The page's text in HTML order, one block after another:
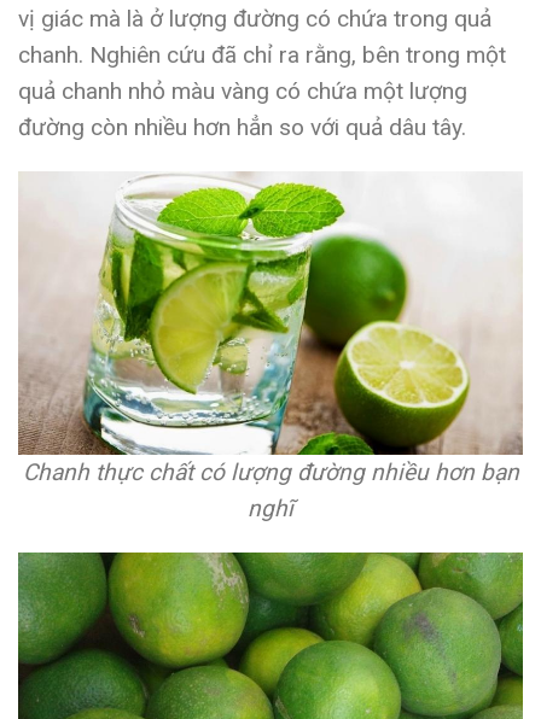
vị giác mà là ở lượng đường có chứa trong quả
chanh. Nghiên cứu đã chỉ ra rằng, bên trong một
quả chanh nhỏ màu vàng có chứa một lượng
đường còn nhiều hơn hẳn so với quả dâu tây.
Chanh thực chất có lượng đường nhiều hơn bạn
nghĩ